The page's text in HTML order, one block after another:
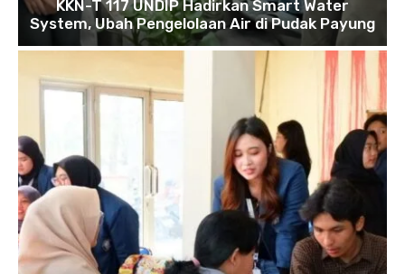
KKN-T 117 UNDIP Hadirkan Smart Water
System, Ubah Pengelolaan Air di Pudak Payung